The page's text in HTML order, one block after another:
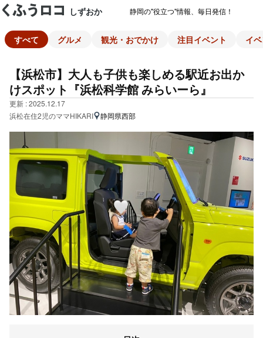
しずおか 静岡の"役立つ"情報、毎日発信！
すべて グルメ 観光・おでかけ 注目イベント イ
【浜松市】大人も子供も楽しめる駅近お出か
けスポット『浜松科学館 みらいーら』
更新 : 2025.12.17
浜松在住2児のママHIKARI
静岡県西部